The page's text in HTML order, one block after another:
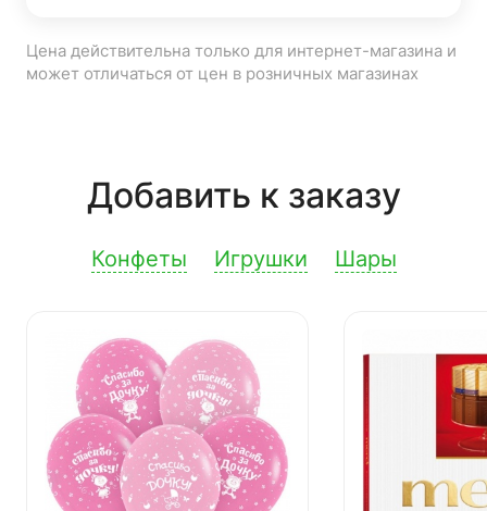
Цена действительна только для интернет-магазина и
может отличаться от цен в розничных магазинах
Добавить к заказу
Конфеты Игрушки Шары